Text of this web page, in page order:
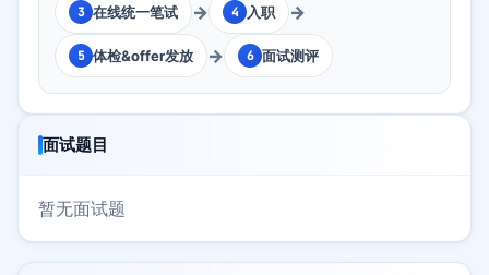
3 在线统一笔试 → 4 入职 →
5 体检&offer发放 → 6 面试测评
面试题目
暂无面试题